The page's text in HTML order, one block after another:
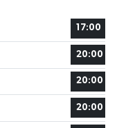
17:00
20:00
20:00
20:00